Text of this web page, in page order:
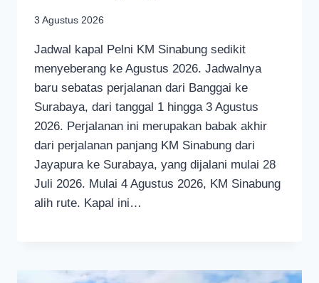
3 Agustus 2026
Jadwal kapal Pelni KM Sinabung sedikit
menyeberang ke Agustus 2026. Jadwalnya
baru sebatas perjalanan dari Banggai ke
Surabaya, dari tanggal 1 hingga 3 Agustus
2026. Perjalanan ini merupakan babak akhir
dari perjalanan panjang KM Sinabung dari
Jayapura ke Surabaya, yang dijalani mulai 28
Juli 2026. Mulai 4 Agustus 2026, KM Sinabung
alih rute. Kapal ini…